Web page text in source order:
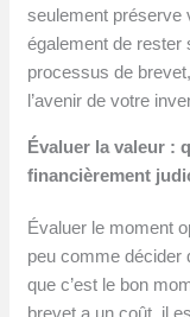
seulement préserve
également de rester
processus de
l’avenir de votre
Évaluer la valeur :
financièrement
Évaluer le moment
peu comme décider
que c’est le bon